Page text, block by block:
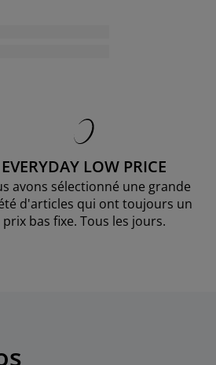
EVERYDAY LOW PRICE
avons sélectionné une grande
d'articles qui ont toujours un
prix bas fixe. Tous les jours.